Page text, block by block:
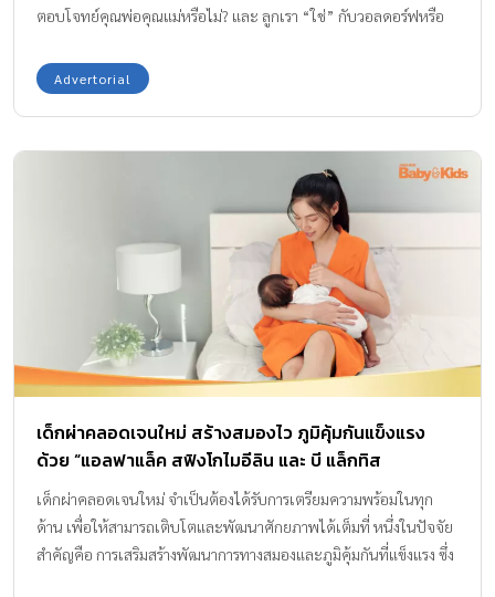
ตอบโจทย์คุณพ่อคุณแม่หรือไม่? และ ลูกเรา “ใช่” กับวอลดอร์ฟหรือ
ด้วยจินตนาการกันได้เลยค่ะ จุดเริ่มต้นของ วอล์ดอร์ฟ: เมื่อ
โรงงานยาสูบกลายเป็นโรงเรียน ในปี ค.ศ. 1919 หลังจากสงครามโลก
Steiner) ได้ก่อตั้งโรงเรียนวอลดอร์ฟแห่งแรกเพื่อตอบสนองความ
ต้องการสังคมหลังสงคราม เป็นแนวทางการศึกษาใหม่ที่ เน้นการ
เยียวยา ฟื้นฟูสังคม ผ่านศิลปะและปรัชญา นักเรียนกลุ่มแรกคือลูกของ
คนงานในโรงงานยาสูบวอลดอร์ฟ – แอสโทเรีย (Waldorf-Astoria)
ประเทศเยอรมนี เพื่อให้เด็ก ๆ ได้รับการศึกษาที่ดีและครอบคลุมทุก
ด้านจริง ๆ โรงเรียนที่ไม่เหมือนใคร วอลดอร์ฟต้องการให้เด็กๆ ได้
เติบโตอย่างที่ควรจะเป็นจริงๆ ไม่พยายามเพิ่มสิ่งเร้าและกระตุ้นความ
อยากรู้อยากเห็นให้เกินวัย ดังนั้นการดูแล, สื่อการสอน-อุปกรณ์-ข้าว
ของเครื่องใช้ และสภาพแวดล้อม จะมีความเรียบง่ายมาก ๆ แตกต่าง
จากระบบการเรียนที่เราคุ้นเคยกัน มาดูกันว่า เด็ก ๆ เรียนอย่างไรกัน
บ้าง […]
Advertorial
เด็กผ่าคลอดเจนใหม่ สร้างสมองไว ภูมิคุ้มกันแข็งแรง
ด้วย “แอลฟาแล็ค สฟิงโกไมอีลิน และ บี แล็กทิส
เด็กผ่าคลอดเจนใหม่ จำเป็นต้องได้รับการเตรียมความพร้อมในทุก
ด้าน เพื่อให้สามารถเติบโตและพัฒนาศักยภาพได้เต็มที่ หนึ่งในปัจจัย
สำคัญคือ การเสริมสร้างพัฒนาการทางสมองและภูมิคุ้มกันที่แข็งแรง ซึ่ง